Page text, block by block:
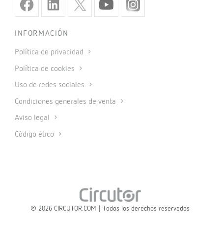
INFORMACIÓN
Política de privacidad
Política de cookies
Uso de redes sociales
Condiciones generales de venta
Aviso legal
Código ético
© 2026 CIRCUTOR.COM | Todos los derechos reservados